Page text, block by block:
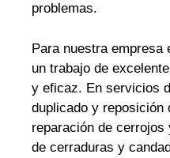
problemas.
Para nuestra empresa
un trabajo de
y eficaz. En servicios
duplicado y reposición
reparación de
de cerraduras y